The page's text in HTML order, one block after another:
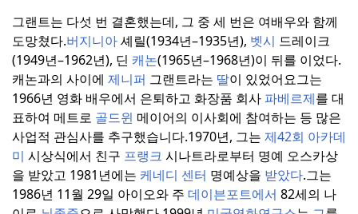
그랜트는 다섯 번 결혼했는데, 그 중 세 번은 여배우와 함께
도망쳤다.버지니아셰릴(1934년–1935년), 벳시 드레이크
(1949년–1962년), 딘 캐논(1965년–1968년)이 뒤를 이었다.
캐논과의 사이에 제니퍼 그랜트라는 딸이 있었어요그는
1966년 영화 배우에서 은퇴하고 화장품 회사 파베르제를 대
표하여 메트로 골드윈 메이어의 이사회에 참여하는 등 많은
사업적 관심사를 추구했습니다.1970년, 그는 제42회 아카데
미 시상식에서 친구 프랭크 시나트라로부터 명예 오스카상
을 받았고 1981년에는 케네디 센터 명예상을 받았다.그는
1986년 11월 29일 아이오와 주 데이븐포트에서 82세의 나